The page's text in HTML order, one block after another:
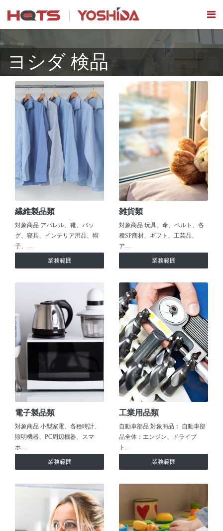
ヨシダ 検品
繊維製品類
対象商品 アパレル、靴、バッ
グ、寝具、インテリア用品、帽
子、…
業務範囲
雑貨類
対象商品 玩具、傘、ベルト、各
種SP商材、ギフト、工芸品、
ア…
業務範囲
電子製品類
対象商品 小型家電、各種時計、
照明機器、PC周辺機器、スマ
ホ…
業務範囲
工業用品類
自動車部品 対象商品： 自動車部
品全体：エンジン、ドライブ
ト…
業務範囲